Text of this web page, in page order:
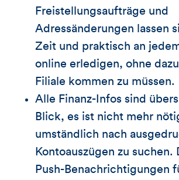
Freistellungsaufträge und
Adressänderungen lassen
Zeit und praktisch an
online erledigen, ohne
Filiale kommen zu müssen.
Alle Finanz-Infos sind
Blick, es ist nicht mehr
umständlich nach
Kontoauszügen zu suchen.
Push-Benachrichtigungen